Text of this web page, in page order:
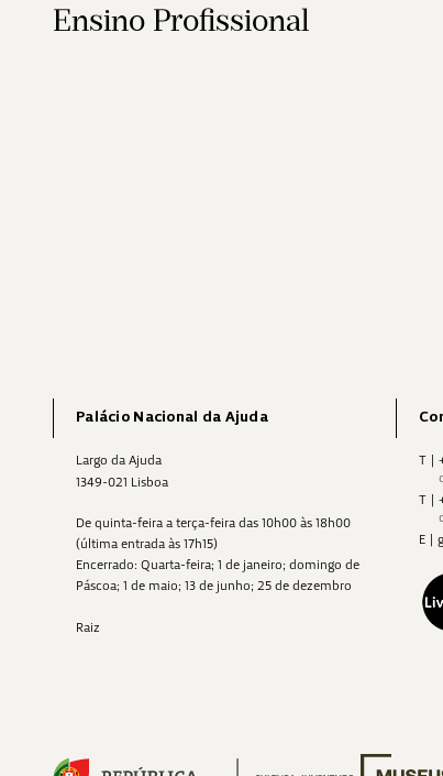
Ensino Profissional
Palácio Nacional da Ajuda
Largo da Ajuda
1349-021 Lisboa
De quinta-feira a terça-feira das 10h00 às 18h00
(última entrada às 17h15)
Encerrado: Quarta-feira; 1 de janeiro; domingo de
Páscoa; 1 de maio; 13 de junho; 25 de dezembro
Raiz
T
T
E